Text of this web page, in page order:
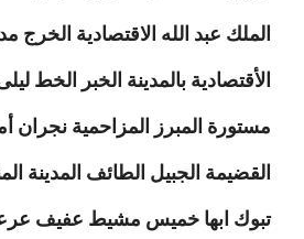
الملك عبد الله الاقتصادية الخرج
الأقتصادية بالمدينة الخبر الخط
مستورة المبرز المزاحمية نجران
القضيمة الجبيل الطائف المدينة
تبوك ابها خميس مشيط عفيف عرعر